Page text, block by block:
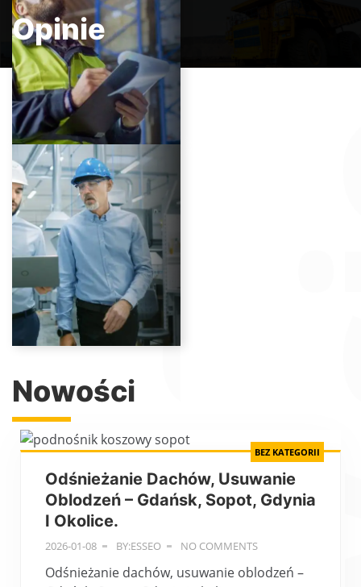
Opinie
Nowości
BEZ KATEGORII
Odśnieżanie Dachów, Usuwanie
Oblodzeń – Gdańsk, Sopot, Gdynia
I Okolice.
2026-01-08 BY:ESSEO NO COMMENTS
Odśnieżanie dachów, usuwanie oblodzeń –